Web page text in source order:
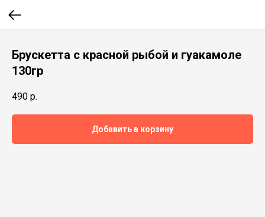
Брускетта с красной рыбой и гуакамоле
130гр
490 р.
Добавить в корзину